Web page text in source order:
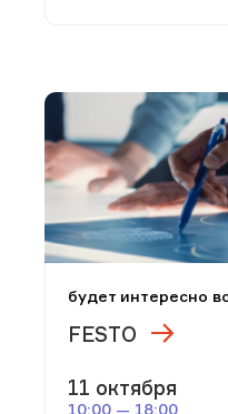
будет интересно
FESTO
11 октября
10:00 — 18:00